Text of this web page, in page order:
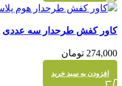
نمایش سریع
کاور کفش طرحدار سه عددی
274,000 تومان
افزودن به سبد خرید